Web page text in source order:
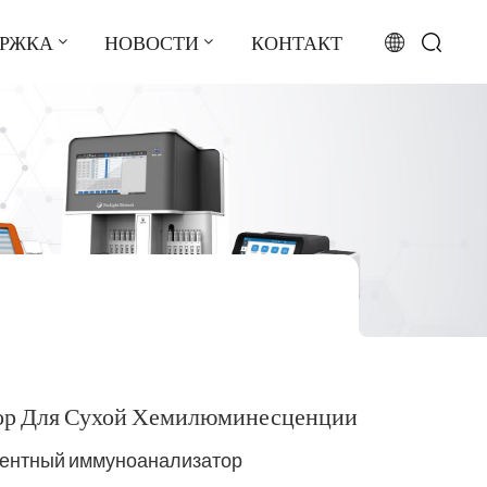
НОВОСТИ КОНТАКТ
русский
日本語
Для Сухой Хемилюминесценции
иммуноанализатор